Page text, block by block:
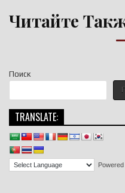
Поиск
TRANSLATE:
Читайте